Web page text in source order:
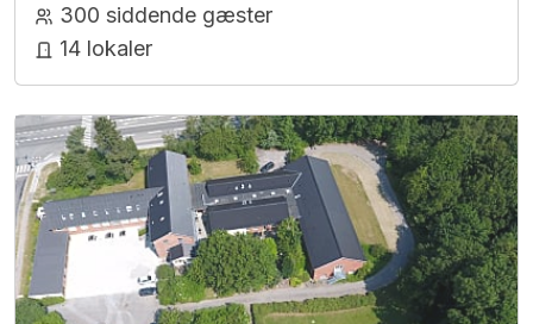
300 siddende gæster
14 lokaler